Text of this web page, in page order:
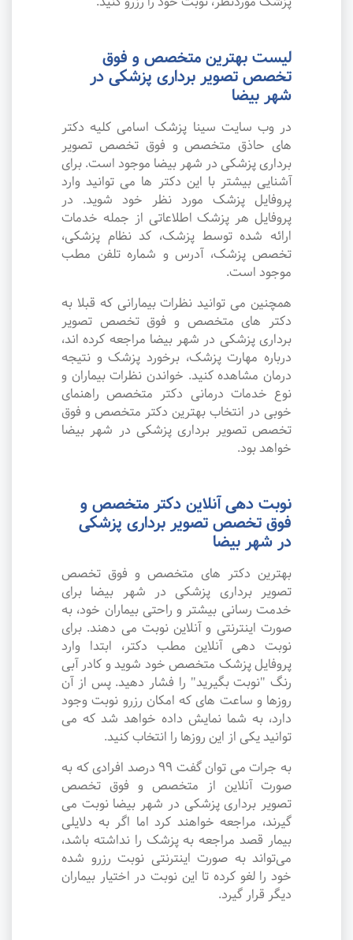
لیست بهترین متخصص و فوق
تخصص تصویر برداری پزشکی در
شهر بیضا
در وب سایت سینا پزشک اسامی کلیه دکتر
های حاذق متخصص و فوق تخصص تصویر
برداری پزشکی در شهر بیضا موجود است. برای
آشنایی بیشتر با این دکتر ها می توانید وارد
پروفایل پزشک مورد نظر خود شوید. در
پروفایل هر پزشک اطلاعاتی از جمله خدمات
ارائه شده توسط پزشک، کد نظام پزشکی،
تخصص پزشک، آدرس و شماره تلفن مطب
موجود است.
همچنین می توانید نظرات بیمارانی که قبلا به
دکتر های متخصص و فوق تخصص تصویر
برداری پزشکی در شهر بیضا مراجعه کرده اند،
درباره مهارت پزشک، برخورد پزشک و نتیجه
درمان مشاهده کنید. خواندن نظرات بیماران و
نوع خدمات درمانی دکتر متخصص راهنمای
خوبی در انتخاب بهترین دکتر متخصص و فوق
تخصص تصویر برداری پزشکی در شهر بیضا
خواهد بود.
نوبت دهی آنلاین دکتر متخصص و
فوق تخصص تصویر برداری پزشکی
در شهر بیضا
بهترین دکتر های متخصص و فوق تخصص
تصویر برداری پزشکی در شهر بیضا برای
خدمت رسانی بیشتر و راحتی بیماران خود، به
صورت اینترنتی و آنلاین نوبت می دهند. برای
نوبت دهی آنلاین مطب دکتر، ابتدا وارد
پروفایل پزشک متخصص خود شوید و کادر آبی
رنگ "نوبت بگیرید" را فشار دهید. پس از آن
روزها و ساعت های که امکان رزرو نوبت وجود
دارد، به شما نمایش داده خواهد شد که می
توانید یکی از این روزها را انتخاب کنید.
به جرات می‌ توان گفت ۹۹ درصد افرادی که به
صورت آنلاین از متخصص و فوق تخصص
تصویر برداری پزشکی در شهر بیضا نوبت می
گیرند، مراجعه خواهند کرد اما اگر به دلایلی
بیمار قصد مراجعه به پزشک را نداشته باشد،
می‌تواند به صورت اینترنتی نوبت رزرو شده
خود را لغو کرده تا این نوبت در اختیار بیماران
دیگر قرار گیرد.